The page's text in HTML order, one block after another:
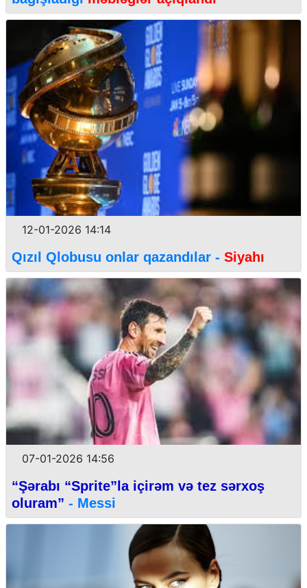
12-01-2026 14:14
Qızıl Qlobusu onlar qazandılar - Siyahı
07-01-2026 14:56
“Şərabı “Sprite”la içirəm və tez sərxoş
oluram” - Messi